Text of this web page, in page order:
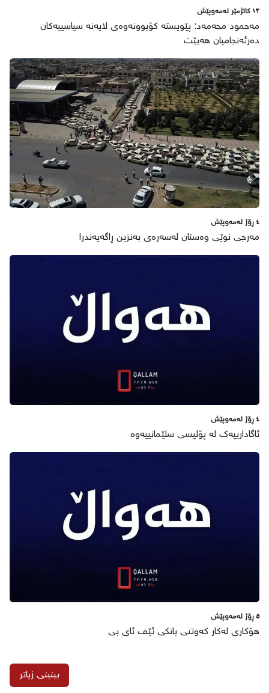
١٣ كاتژمێر لەمەوپێش
مەحمود محەمەد: پێویستە کۆبوونەوەی لایەنە سیاسییەکان
دەرئەنجامیان هەبێت
٤ ڕۆژ لەمەوپێش
مەرجی نوێی وەستان لەسەرەی بەنزین ڕاگەیەندرا
٤ ڕۆژ لەمەوپێش
ئاگادارییەک لە پۆلیسی سلێمانییەوە
٥ ڕۆژ لەمەوپێش
هۆکاری لەکار کەوتنی بانکی ئێف ئای بی
بینینی زیاتر